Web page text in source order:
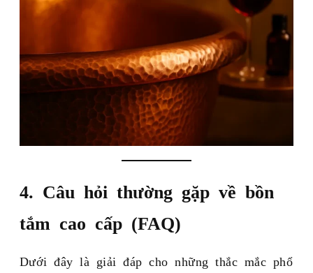
4. Câu hỏi thường gặp về bồn
tắm cao cấp (FAQ)
Dưới đây là giải đáp cho những thắc mắc phổ